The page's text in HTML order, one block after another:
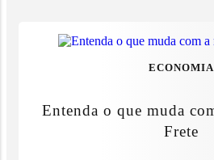
ECONOMIA
Entenda o que muda
Frete